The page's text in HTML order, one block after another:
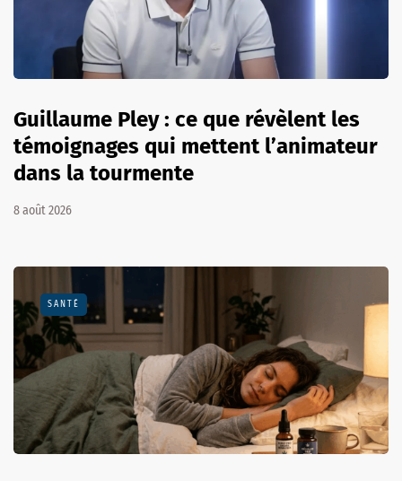
Guillaume Pley : ce que révèlent les
témoignages qui mettent l’animateur
dans la tourmente
8 août 2026
SANTÉ